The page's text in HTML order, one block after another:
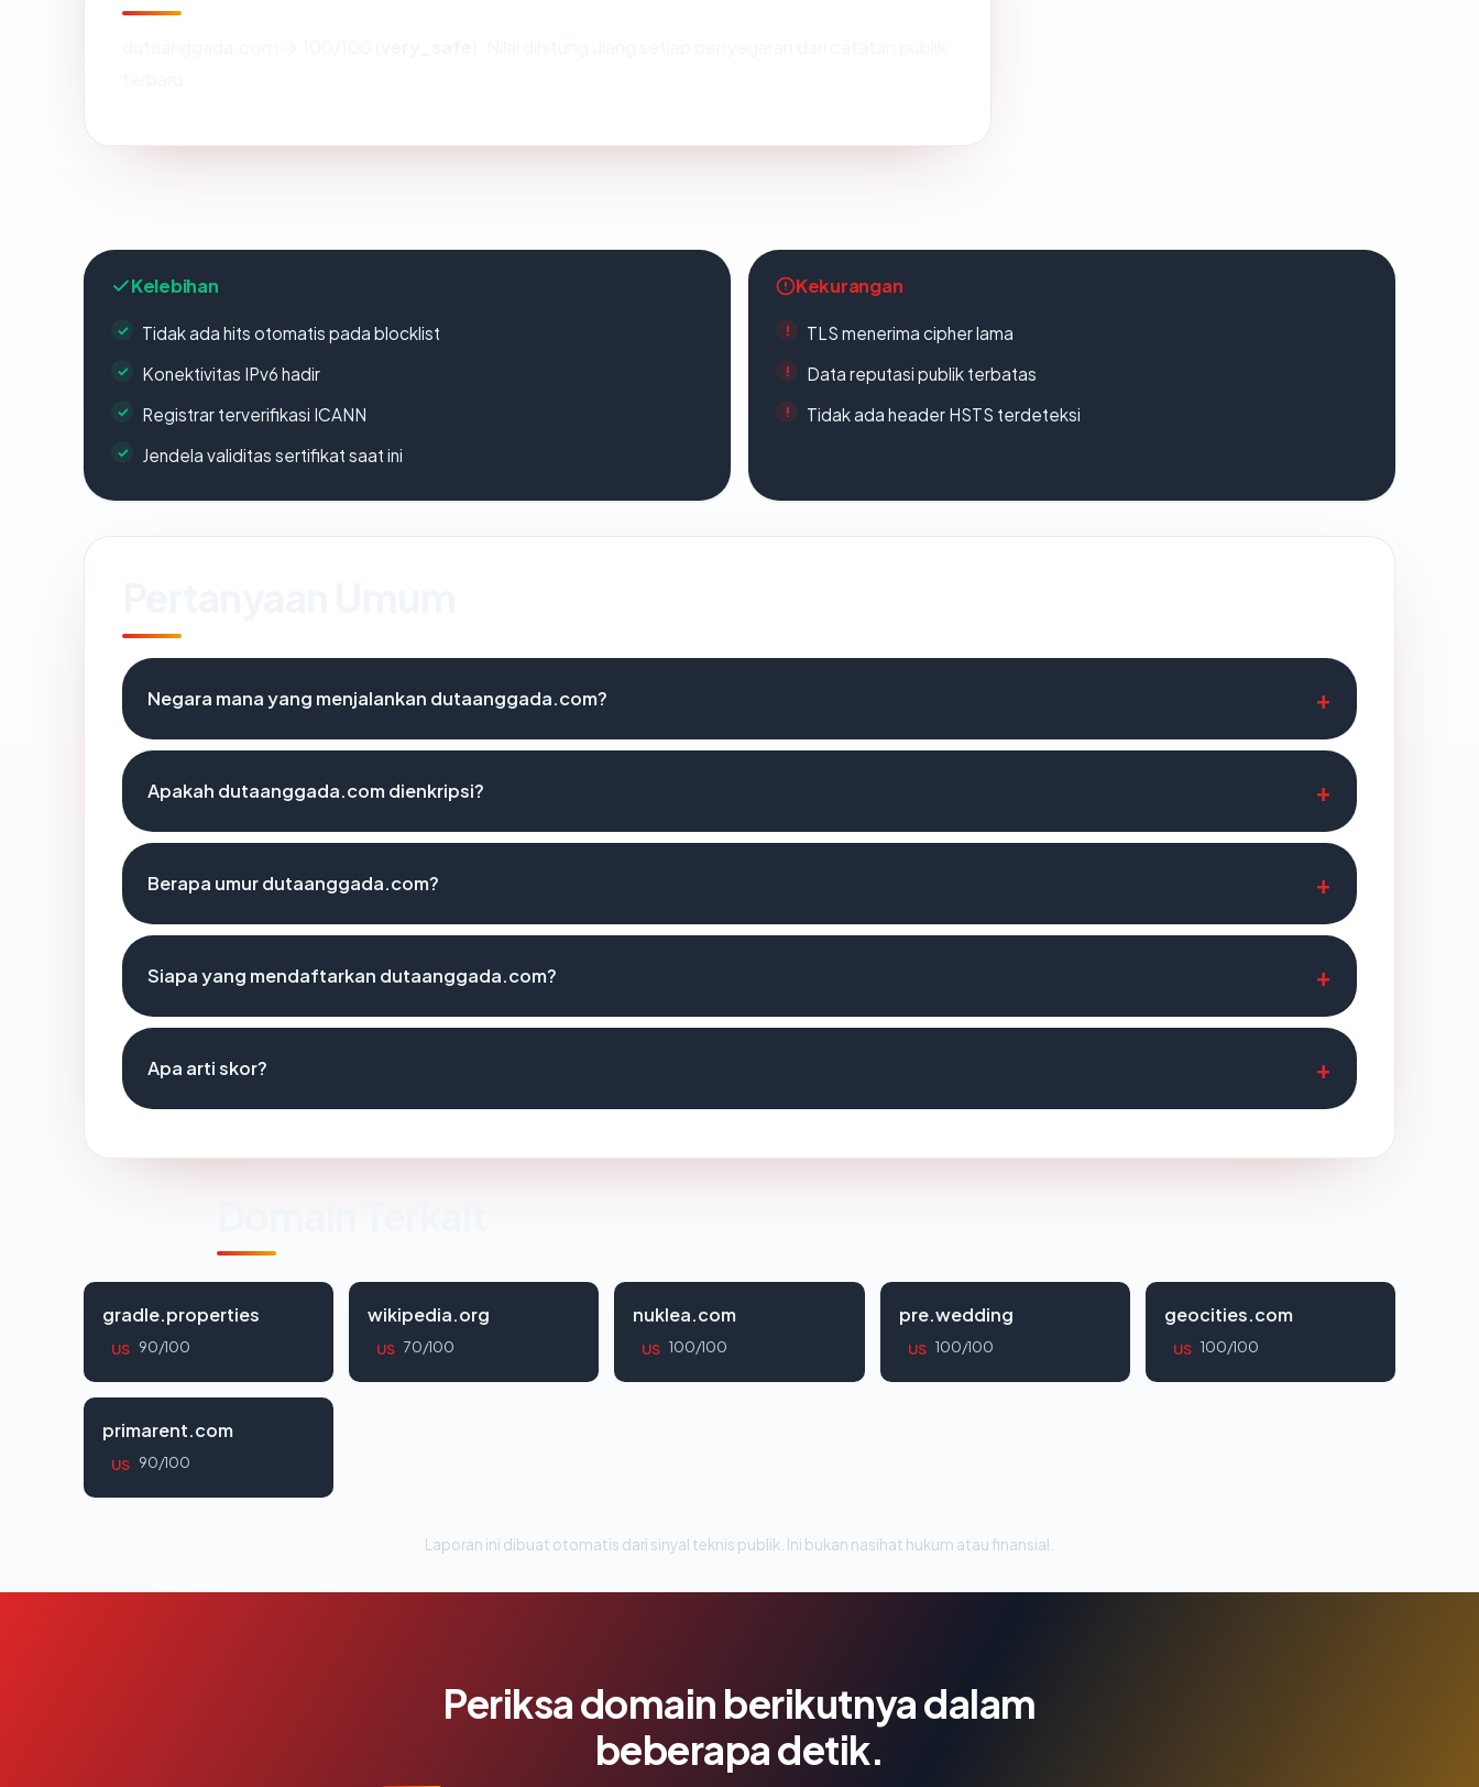
Kelebihan
Tidak ada hits otomatis pada blocklist
Konektivitas IPv6 hadir
Registrar terverifikasi ICANN
Jendela validitas sertifikat saat ini
Kekurangan
TLS menerima cipher lama
Data reputasi publik terbatas
Tidak ada header HSTS terdeteksi
Negara mana yang menjalankan dutaanggada.com?
Apakah dutaanggada.com dienkripsi?
Berapa umur dutaanggada.com?
Siapa yang mendaftarkan dutaanggada.com?
Apa arti skor?
gradle.properties
US 90/100
wikipedia.org
US 70/100
nuklea.com
US 100/100
pre.wedding
US 100/100
geocities.com
US 100/100
primarent.com
US 90/100
Laporan ini dibuat otomatis dari sinyal teknis publik. Ini bukan nasihat hukum atau finansial.
Periksa domain berikutnya dalam
beberapa detik.